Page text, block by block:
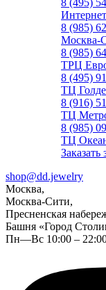
8 (495)
8 (985)
Москва-
8 (985)
ТРЦ
8 (495)
ТЦ
8 (916)
ТЦ
8 (985)
ТЦ
Заказать
shop@dd.jewelry
Москва,
Москва-Сити,
Пресненская
Башня «Город
Пн—Вс 10:00 –